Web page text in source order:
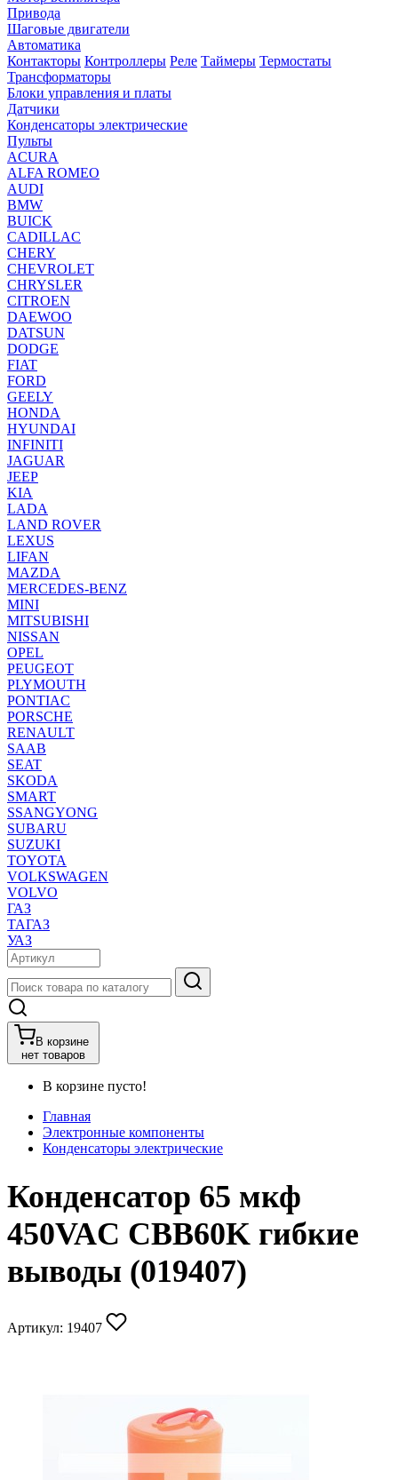
Привода
Шаговые двигатели
Автоматика
Контакторы Контроллеры Реле Таймеры Термостаты
Трансформаторы
Блоки управления и платы
Датчики
Конденсаторы электрические
Пульты
ACURA
ALFA ROMEO
AUDI
BMW
BUICK
CADILLAC
CHERY
CHEVROLET
CHRYSLER
CITROEN
DAEWOO
DATSUN
DODGE
FIAT
FORD
GEELY
HONDA
HYUNDAI
INFINITI
JAGUAR
JEEP
KIA
LADA
LAND ROVER
LEXUS
LIFAN
MAZDA
MERCEDES-BENZ
MINI
MITSUBISHI
NISSAN
OPEL
PEUGEOT
PLYMOUTH
PONTIAC
PORSCHE
RENAULT
SAAB
SEAT
SKODA
SMART
SSANGYONG
SUBARU
SUZUKI
TOYOTA
VOLKSWAGEN
VOLVO
ГАЗ
ТАГАЗ
УАЗ
В корзине
нет товаров
В корзине пусто!
Главная
Электронные компоненты
Конденсаторы электрические
Конденсатор 65 мкф
450VAC CBB60K гибкие
выводы (019407)
Артикул: 19407